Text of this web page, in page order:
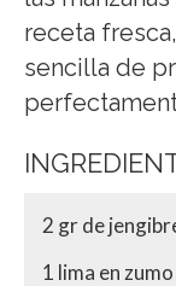
receta
sencilla de
2 gr de
1 lima en zumo